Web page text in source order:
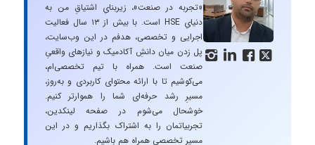
   
«تجربه در صنعت»، زیربنایِ اشتیاقِ من به
دنیایِ HSE است. با بیش از ۱۳ سال فعالیت
اجرایی و تخصصی، هدفم در این وب‌سایت،
پل زدن میان دانشِ آکادمیک و نیازهای واقعیِ
صنعت است. همراه با تیم تخصصی‌ام،
می‌کوشیم تا با ارائه محتوای کاربردی و به‌روز،
مسیرِ رشد حرفه‌ای شما را هموارتر کنیم.
خوشحال می‌شوم در صفحه لینکدین،
تجربیاتمان را به اشتراک بگذاریم و در این
مسیر تخصصی همراه هم باشیم.